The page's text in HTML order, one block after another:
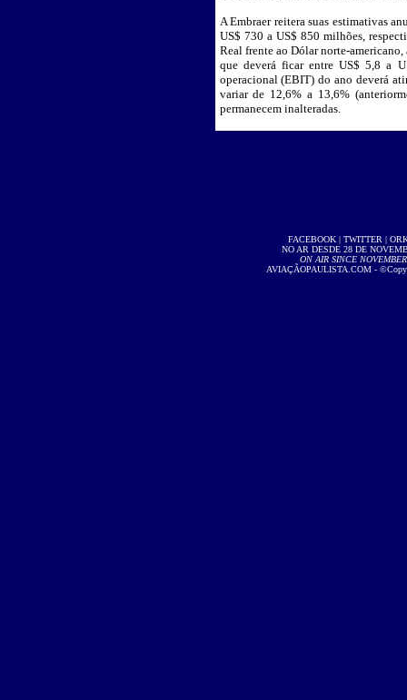
A Embraer reitera suas estimativas
US$ 730 a US$ 850 milhões,
Real frente ao Dólar norte-
que deverá ficar entre US$ 5,8 a
operacional (EBIT) do ano deverá
variar de 12,6% a 13,6%
permanecem inalteradas.
FACEBOOK| TWITTER |
NO AR DESDE 28 DE
ON AIR SINCE
AVIAÇÃOPAULISTA.COM -